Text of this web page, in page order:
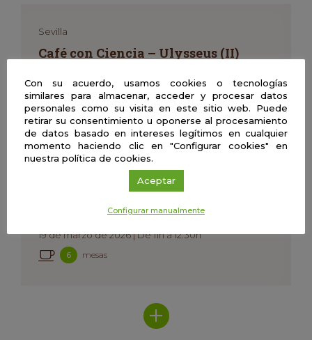
Sevilla
Café con Ciencia – Ulysseus (II)
24 de marzo de 2026 | De 11h a 12:30h
5 mesas
Café con Ciencia – Ulysseus (I)
Ulysseus, universidad europea
19 de marzo de 2026 | De 11h a 12:30h
6 mesas
Ver
más
Con su acuerdo, usamos cookies o tecnologías
similares para almacenar, acceder y procesar datos
personales como su visita en este sitio web. Puede
retirar su consentimiento u oponerse al procesamiento
de datos basado en intereses legítimos en cualquier
momento haciendo clic en "Configurar cookies" en
nuestra política de cookies.
Aceptar
Configurar manualmente